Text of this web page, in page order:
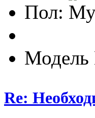
Пол:
Модель
Re: